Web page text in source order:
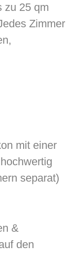
zu 25 qm
Zimmer
mit einer
separat)
&
den